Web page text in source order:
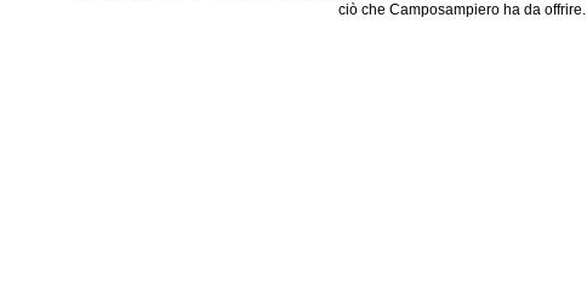
ciò che Camposampiero ha da offrire.